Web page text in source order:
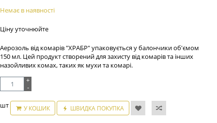
Немає в наявності
Ціну уточнюйте
Аерозоль від комарів "ХРАБР" упаковується у балончики об'ємом
150 мл. Цей продукт створений для захисту від комарів та інших
назойливих комах, таких як мухи та комарі.
+
-
шт У КОШИК ШВИДКА ПОКУПКА